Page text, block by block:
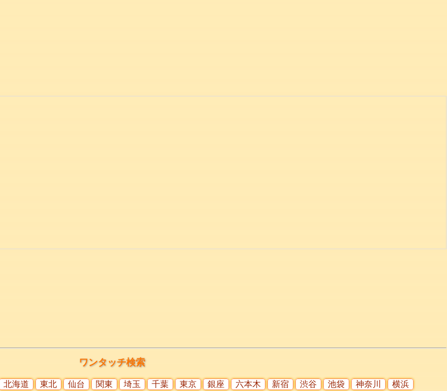
ワンタッチ検索
北海道 東北 仙台 関東 埼玉 千葉 東京 銀座 六本木 新宿 渋谷 池袋 神奈川 横浜